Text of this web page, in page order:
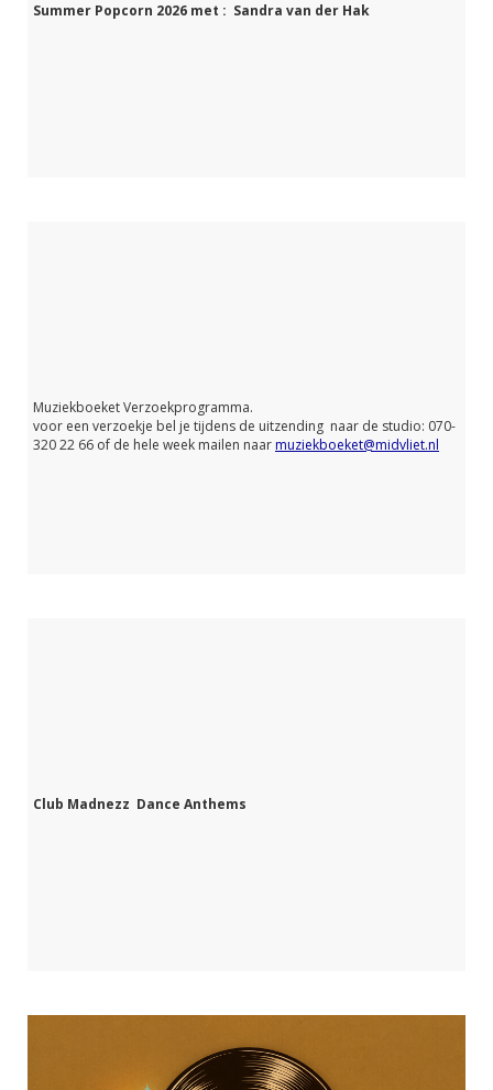
Summer Popcorn 2026 met : Sandra van der Hak
Muziekboeket Verzoekprogramma.
voor een verzoekje bel je tijdens de uitzending naar de studio: 070-
320 22 66 of de hele week mailen naarmuziekboeket@midvliet.nl
Club Madnezz Dance Anthems